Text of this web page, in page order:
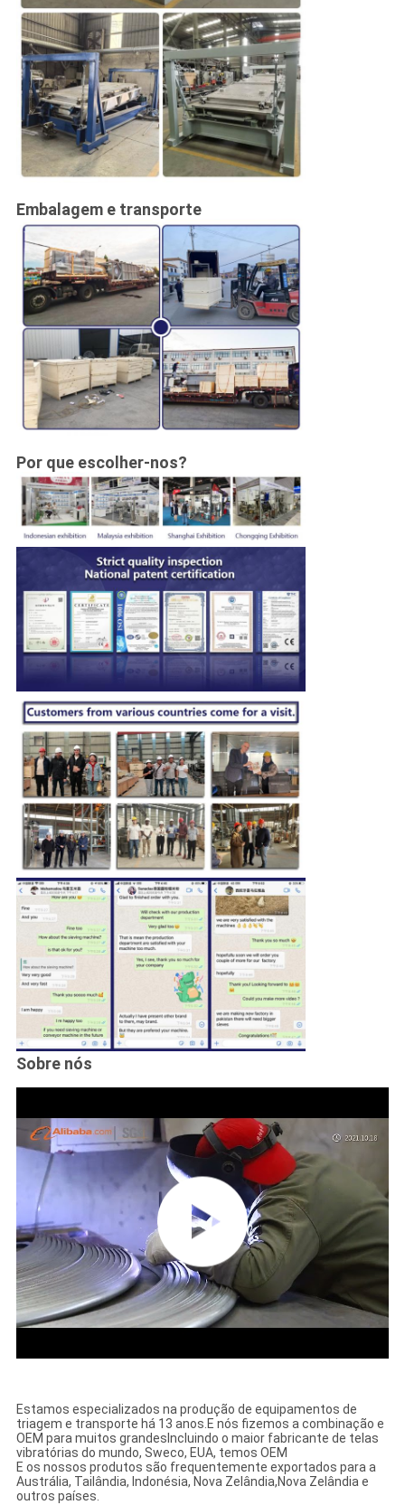
Embalagem e transporte
Por que escolher-nos?
Sobre nós
Estamos especializados na produção de equipamentos de
triagem e transporte há 13 anos.E nós fizemos a combinação e
OEM para muitos grandes Incluindo o maior fabricante de telas
vibratórias do mundo, Sweco, EUA, temos OEM
E os nossos produtos são frequentemente exportados para a
Austrália, Tailândia, Indonésia, Nova Zelândia,Nova Zelândia e
outros países.